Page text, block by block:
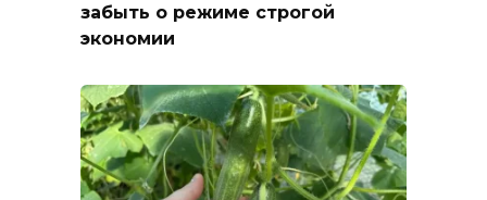
забыть о режиме строгой
экономии